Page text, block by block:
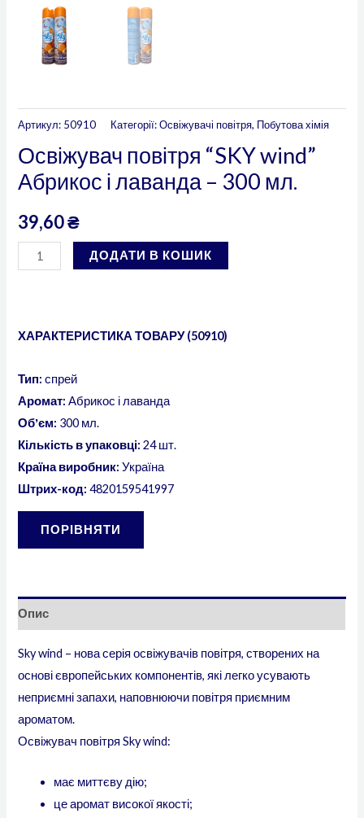
Артикул: 50910 Категорії:Освіжувачі повітря, Побутова хімія
Освіжувач повітря “SKY wind”
Абрикос і лаванда – 300 мл.
39,60₴
ДОДАТИ В КОШИК
ХАРАКТЕРИСТИКА ТОВАРУ (50910)
Тип: спрей
Аромат:Абрикос і лаванда
Обʼєм: 300 мл.
Кількість в упаковці: 24 шт.
Країна виробник: Україна
Штрих-код: 4820159541997
ПОРІВНЯТИ
Опис
Sky wind – нова серія освіжувачів повітря, створених на
основі європейських компонентів, які легко усувають
неприємні запахи, наповнюючи повітря приємним
ароматом.
Освіжувач повітря Sky wind:
має миттєву дію;
це аромат високої якості;